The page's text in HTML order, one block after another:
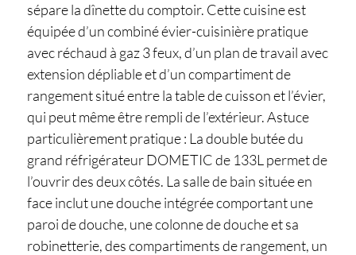
sépare la dînette du comptoir. Cette cuisine est
équipée d’un combiné évier-cuisinière pratique
avec réchaud à gaz 3 feux, d’un plan de travail avec
extension dépliable et d’un compartiment de
rangement situé entre la table de cuisson et l’évier,
qui peut même être rempli de l’extérieur. Astuce
particulièrement pratique : La double butée du
grand réfrigérateur DOMETIC de 133L permet de
l’ouvrir des deux côtés. La salle de bain située en
face inclut une douche intégrée comportant une
paroi de douche, une colonne de douche et sa
robinetterie, des compartiments de rangement, un